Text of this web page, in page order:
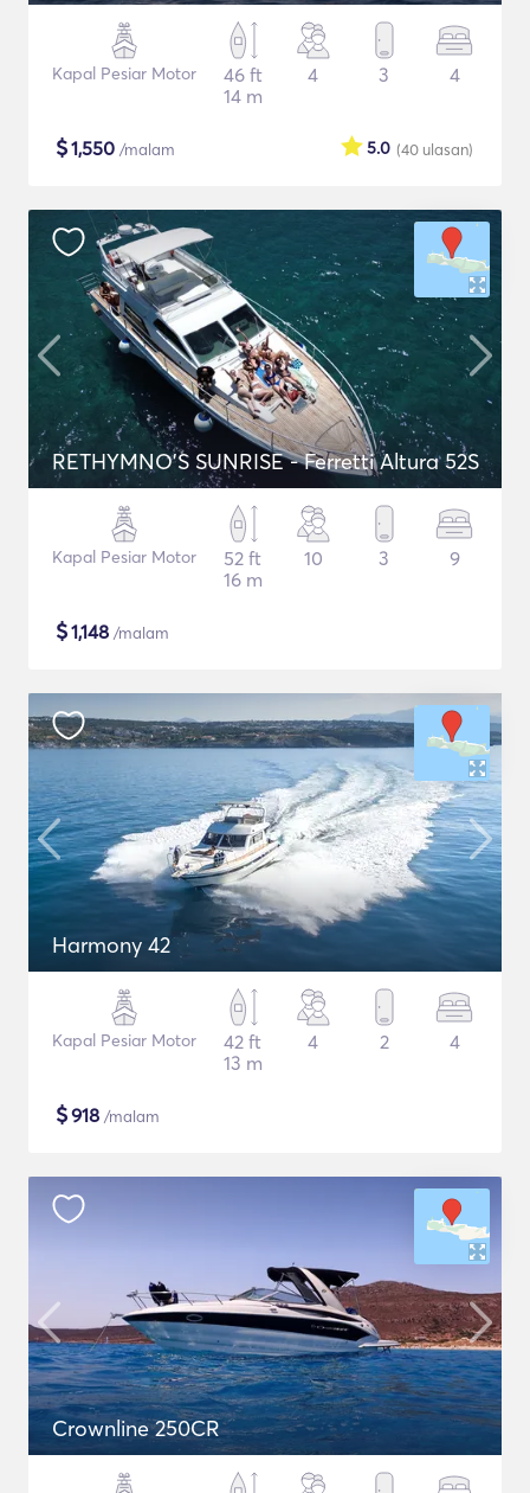
Kapal Pesiar Motor
46 ft
14 m
4 3 4
$1,550 /malam (40 ulasan)
5.0
RETHYMNO'S SUNRISE - Ferretti Altura 52S
Kapal Pesiar Motor
52 ft
16 m
10 3 9
$1,148 /malam
Harmony 42
Kapal Pesiar Motor
42 ft
13 m
4 2 4
$918 /malam
Crownline 250CR